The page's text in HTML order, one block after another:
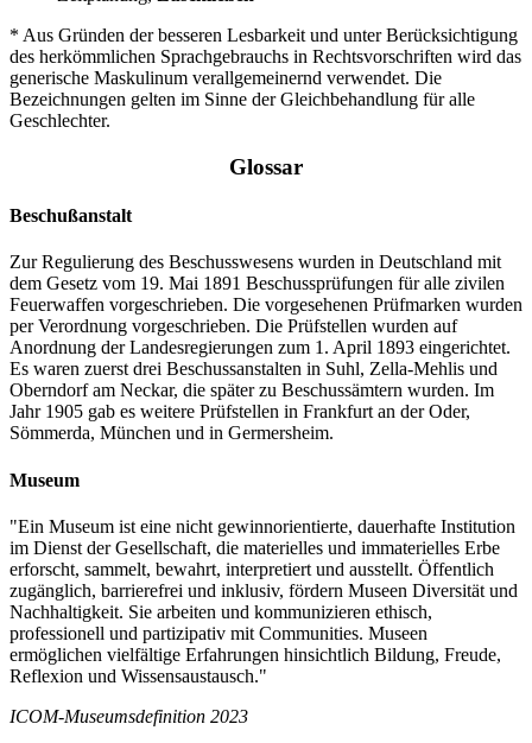
* Aus Gründen der besseren Lesbarkeit und unter Berücksichtigung
des herkömmlichen Sprachgebrauchs in Rechtsvorschriften wird das
generische Maskulinum verallgemeinernd verwendet. Die
Bezeichnungen gelten im Sinne der Gleichbehandlung für alle
Geschlechter.
Glossar
Beschußanstalt
Zur Regulierung des Beschusswesens wurden in Deutschland mit
dem Gesetz vom 19. Mai 1891 Beschussprüfungen für alle zivilen
Feuerwaffen vorgeschrieben. Die vorgesehenen Prüfmarken wurden
per Verordnung vorgeschrieben. Die Prüfstellen wurden auf
Anordnung der Landesregierungen zum 1. April 1893 eingerichtet.
Es waren zuerst drei Beschussanstalten in Suhl, Zella-Mehlis und
Oberndorf am Neckar, die später zu Beschussämtern wurden. Im
Jahr 1905 gab es weitere Prüfstellen in Frankfurt an der Oder,
Sömmerda, München und in Germersheim.
Museum
"Ein Museum ist eine nicht gewinnorientierte, dauerhafte Institution
im Dienst der Gesellschaft, die materielles und immaterielles Erbe
erforscht, sammelt, bewahrt, interpretiert und ausstellt. Öffentlich
zugänglich, barrierefrei und inklusiv, fördern Museen Diversität und
Nachhaltigkeit. Sie arbeiten und kommunizieren ethisch,
professionell und partizipativ mit Communities. Museen
ermöglichen vielfältige Erfahrungen hinsichtlich Bildung, Freude,
Reflexion und Wissensaustausch."
ICOM-Museumsdefinition 2023